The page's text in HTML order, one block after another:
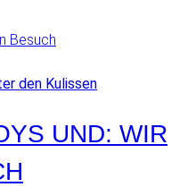
den Kulissen
UND: WIR